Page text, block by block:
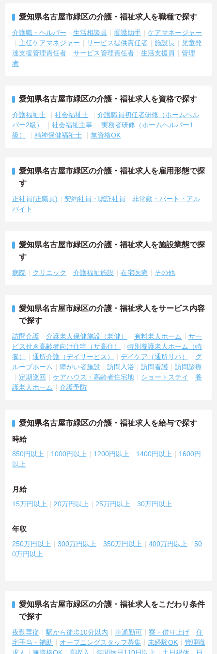
愛知県名古屋市緑区の介護・福祉求人を職種で探す
介護職・ヘルパー 生活相談員 看護助手
ケアマネージャー
主任ケアマネジャー
サービス提供責任者 施設長
児童発
達支援管理責任者
サービス管理責任者 生活支援員
管理
者
愛知県名古屋市緑区の介護・福祉求人を資格で探す
介護福祉士 社会福祉士
介護職員初任者研修（ホームヘル
パー2級）
社会福祉主事
実務者研修（ホームヘルパー1
級）
精神保健福祉士 無資格OK
愛知県名古屋市緑区の介護・福祉求人を雇用形態で探
す
正社員(正職員) 契約社員・嘱託社員
非常勤・パート・アル
バイト
愛知県名古屋市緑区の介護・福祉求人を施設業態で探
す
病院 クリニック 介護福祉施設 在宅医療 その他
愛知県名古屋市緑区の介護・福祉求人をサービス内容
で探す
訪問介護 介護老人保健施設（老健） 有料老人ホーム
サー
ビス付き高齢者向け住宅（サ高住）
特別養護老人ホーム（特
養）
通所介護（デイサービス） デイケア（通所リハ）
グ
ループホーム
障がい者施設 訪問入浴 訪問看護
訪問診療
定期巡回
ケアハウス・高齢者住宅地 ショートステイ
養
護老人ホーム
介護予防
愛知県名古屋市緑区の介護・福祉求人を給与で探す
時給
850円以上 1000円以上 1200円以上 1400円以上
1600円
以上
月給
15万円以上 20万円以上 25万円以上 30万円以上
年収
250万円以上 300万円以上 350万円以上 400万円以上
50
0万円以上
愛知県名古屋市緑区の介護・福祉求人をこだわり条件
で探す
夜勤専従 駅から徒歩10分以内 車通勤可 寮・借り上げ
住
宅手当・補助
オープニングスタッフ募集 未経験OK
管理職